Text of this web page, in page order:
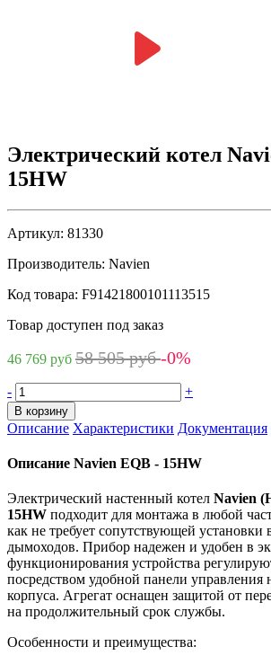
Электрический котел
15HW
Артикул: 81330
Производитель: Navien
Код товара: F91421800101113515
Товар доступен под заказ
46 769 руб 58 505 руб-0%
- +
В корзину
Описание Характеристики Документация
Описание Navien EQB - 15HW
Электрический настенный котел Navien
15HW подходит для монтажа в любой
как не требует сопутствующей установки
дымоходов. Прибор надежен и удобен в
функционирования устройства
посредством удобной панели управления
корпуса. Агрегат оснащен защитой от
на продолжительный срок службы.
Особенности и преимущества: